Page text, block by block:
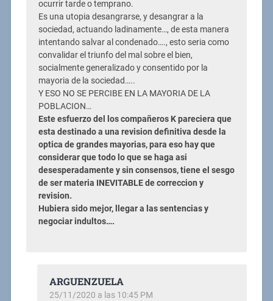
ocurrir tarde o temprano.
Es una utopia desangrarse, y desangrar a la
sociedad, actuando ladinamente…, de esta manera
intentando salvar al condenado…., esto seria como
convalidar el triunfo del mal sobre el bien,
socialmente generalizado y consentido por la
mayoria de la sociedad…..
Y ESO NO SE PERCIBE EN LA MAYORIA DE LA
POBLACION…
Este esfuerzo del los compañeros K pareciera que
esta destinado a una revision definitiva desde la
optica de grandes mayorias, para eso hay que
considerar que todo lo que se haga asi
desesperadamente y sin consensos, tiene el sesgo
de ser materia INEVITABLE de correccion y
revision.
Hubiera sido mejor, llegar a las sentencias y
negociar indultos….
ARGUENZUELA
25/11/2020 a las 10:45 PM